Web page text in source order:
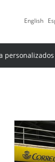
English
personalizados